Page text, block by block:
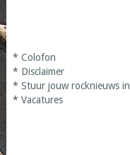
* Colofon
* Disclaimer
* Stuur jouw rocknieuws in
* Vacatures